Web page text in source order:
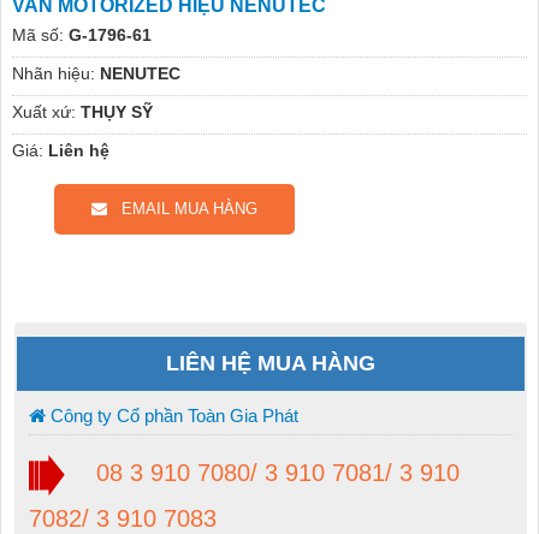
VAN MOTORIZED HIỆU NENUTEC
Mã số: G-1796-61
Nhãn hiệu: NENUTEC
Xuất xứ: THỤY SỸ
Giá: Liên hệ
EMAIL MUA HÀNG
LIÊN HỆ MUA HÀNG
Công ty Cổ phần Toàn Gia Phát
08 3 910 7080/ 3 910 7081/ 3 910
7082/ 3 910 7083